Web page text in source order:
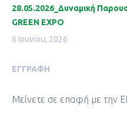
28.05.2026_Δυναμική
GREEN EXPO
6 Ιουνίου, 2026
ΕΓΓΡΑΦΉ
Μείνετε σε επαφή με την